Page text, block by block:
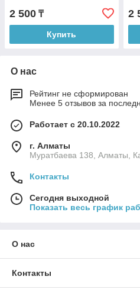
2 500 ₸
Купить
2
О нас
Рейтинг не сформирован
Менее 5 отзывов за
Работает с 20.10.2022
г. Алматы
Муратбаева 138, Алматы,
Контакты
Сегодня выходной
Показать весь график
О нас
Контакты